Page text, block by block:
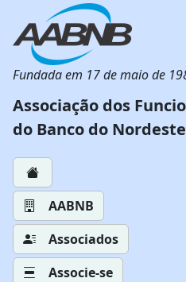
Fundada em 17 de maio de
Associação dos
do Banco do
AABNB
Associados
Associe-se